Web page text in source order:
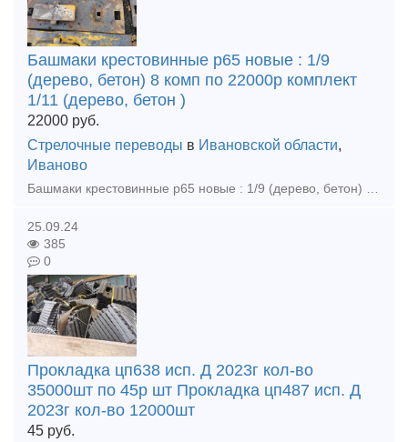
Башмаки крестовинные р65 новые : 1/9
(дерево, бетон) 8 комп по 22000р комплект
1/11 (дерево, бетон )
22000 руб.
Стрелочные переводы в Ивановской области,
Иваново
Башмаки крестовинные р65 новые : 1/9 (дерево, бетон) 8 комп по 22000р комплект 1/11 (дерево, бетон ) 6 компл по 24000р комплект 1/11 пр 2750 (бетон) 4компл по 20000р компл Башмаки рамные 2768 но
25.09.24
385
0
Прокладка цп638 исп. Д 2023г кол-во
35000шт по 45р шт Прокладка цп487 исп. Д
2023г кол-во 12000шт
45 руб.